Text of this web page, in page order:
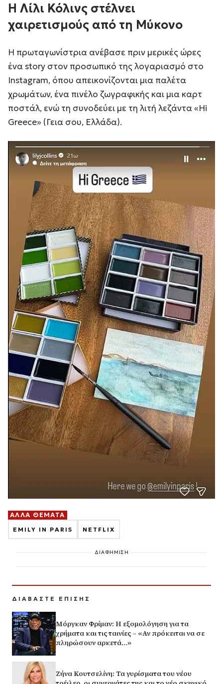
Η Λίλι Κόλινς στέλνει
χαιρετισμούς από τη Μύκονο
Η πρωταγωνίστρια ανέβασε πριν μερικές ώρες
ένα story στον προσωπικό της λογαριασμό στο
Instagram, όπου απεικονίζονται μια παλέτα
χρωμάτων, ένα πινέλο ζωγραφικής και μια καρτ
ποστάλ, ενώ τη συνοδεύει με τη λιτή λεζάντα «Hi
Greece» (Γεια σου, Ελλάδα).
ΑΛΛΑ ΘΕΜΑΤΑ
EMILY IN PARIS NETFLIX
ΔΙΑΦΗΜΙΣΗ
ΔΙΑΒΑΣΤΕ ΕΠΙΣΗΣ
Μόργκαν Φρίμαν: Η εξομολόγηση για τα
χρήματα και τις ταινίες – «Αν πρόκειται να σε
πληρώσουν αρκετά…»
Ζήνα Κουτσελίνη: Τα γυρίσματα του νέου